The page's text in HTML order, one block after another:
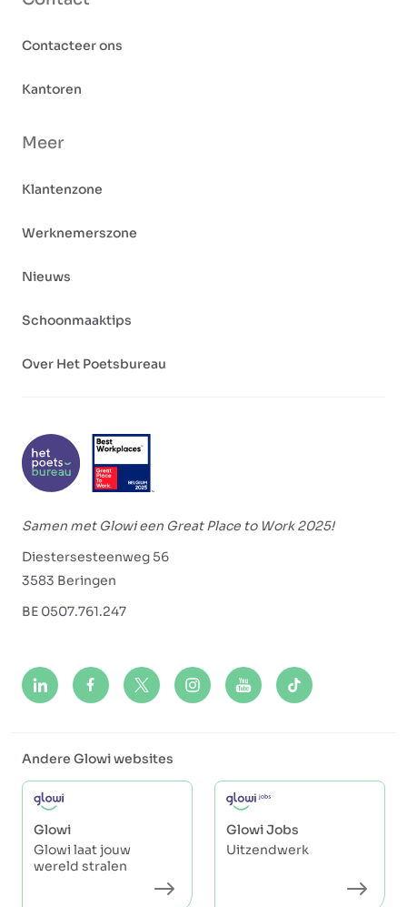
Samen met Glowi een Great Place to Work 2025!
Diestersesteenweg 56
3583 Beringen
BE 0507.761.247
Contacteer ons
Kantoren
Meer
Klantenzone
Werknemerszone
Nieuws
Schoonmaaktips
Over Het Poetsbureau
Andere Glowi websites
Glowi
Glowi laat jouw
wereld stralen
Glowi Jobs
Uitzendwerk